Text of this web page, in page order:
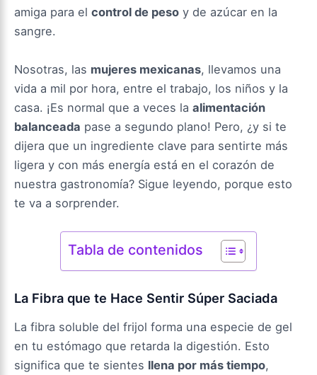
amiga para el control de peso y de azúcar en la
sangre.
Nosotras, las mujeres mexicanas, llevamos una
vida a mil por hora, entre el trabajo, los niños y la
casa. ¡Es normal que a veces la alimentación
balanceada pase a segundo plano! Pero, ¿y si te
dijera que un ingrediente clave para sentirte más
ligera y con más energía está en el corazón de
nuestra gastronomía? Sigue leyendo, porque esto
te va a sorprender.
Tabla de contenidos
La Fibra que te Hace Sentir Súper Saciada
La fibra soluble del frijol forma una especie de gel
en tu estómago que retarda la digestión. Esto
significa que te sientes llena por más tiempo,